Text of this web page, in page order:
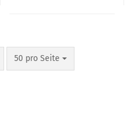
50 pro Seite
pro Seite